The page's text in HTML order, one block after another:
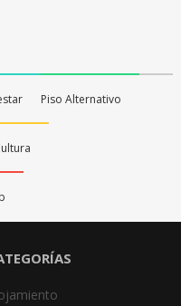
Piso Alternativo